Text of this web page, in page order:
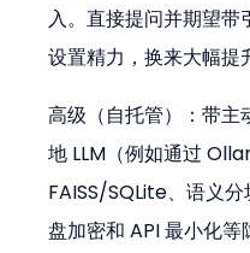
入。直接提问并期望
设置精力，换来大幅提
高级（自托管）：带主
地 LLM（例如通过
FAISS/SQLite、语义
盘加密和 API 最小化